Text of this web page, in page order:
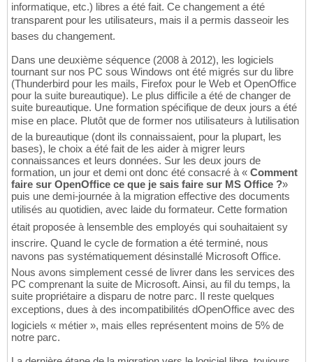
informatique, etc.) libres a été fait. Ce changement a été
transparent pour les utilisateurs, mais il a permis dasseoir les
bases du changement.
Dans une deuxième séquence (2008 à 2012), les logiciels
tournant sur nos PC sous Windows ont été migrés sur du libre
(Thunderbird pour les mails, Firefox pour le Web et OpenOffice
pour la suite bureautique). Le plus difficile a été de changer de
suite bureautique. Une formation spécifique de deux jours a été
mise en place. Plutôt que de former nos utilisateurs à lutilisation
de la bureautique (dont ils connaissaient, pour la plupart, les
bases), le choix a été fait de les aider à migrer leurs
connaissances et leurs données. Sur les deux jours de
formation, un jour et demi ont donc été consacré à « Comment
faire sur OpenOffice ce que je sais faire sur MS Office ?»
puis une demi-journée à la migration effective des documents
utilisés au quotidien, avec laide du formateur. Cette formation
était proposée à lensemble des employés qui souhaitaient sy
inscrire. Quand le cycle de formation a été terminé, nous
navons pas systématiquement désinstallé Microsoft Office.
Nous avons simplement cessé de livrer dans les services des
PC comprenant la suite de Microsoft. Ainsi, au fil du temps, la
suite propriétaire a disparu de notre parc. Il reste quelques
exceptions, dues à des incompatibilités dOpenOffice avec des
logiciels « métier », mais elles représentent moins de 5% de
notre parc.